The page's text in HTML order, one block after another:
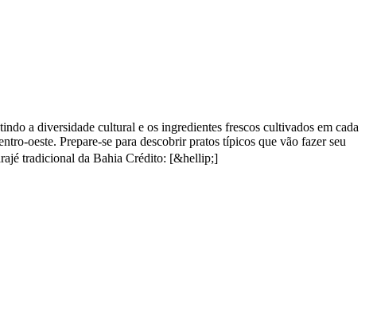
a diversidade cultural e os ingredientes frescos cultivados em cada
oeste. Prepare-se para descobrir pratos típicos que vão fazer seu
tradicional da Bahia Crédito: [&hellip;]